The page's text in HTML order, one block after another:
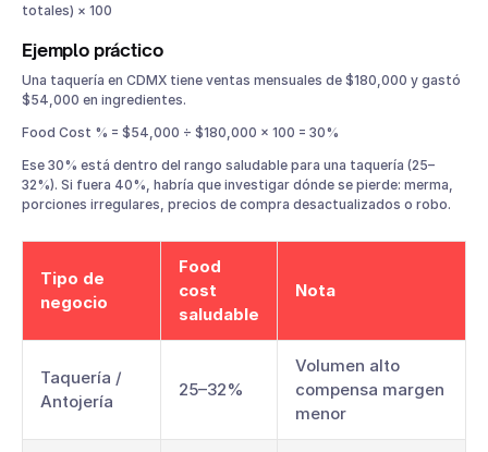
totales) × 100
Ejemplo práctico
Una taquería en CDMX tiene ventas mensuales de $180,000 y gastó
$54,000 en ingredientes.
Food Cost % = $54,000 ÷ $180,000 × 100 = 30%
Ese 30% está dentro del rango saludable para una taquería (25–
32%). Si fuera 40%, habría que investigar dónde se pierde: merma,
porciones irregulares, precios de compra desactualizados o robo.
Tipo de
negocio
Food
cost
saludable
Nota
Taquería /
Antojería
25–32%
Volumen alto
compensa margen
menor